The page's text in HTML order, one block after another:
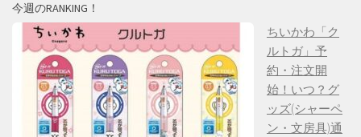
今週のRANKING！
ちいかわ「ク
ルトガ」予
約・注文開
始！いつ？グ
ッズ(シャーペ
ン・文房具)通